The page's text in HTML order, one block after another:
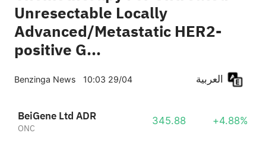
Unresectable Locally
Advanced/Metastatic HER2-
positive G...
Benzinga News 10:03 29/04
BeiGene Ltd ADR
ONC
345.88 +4.88%